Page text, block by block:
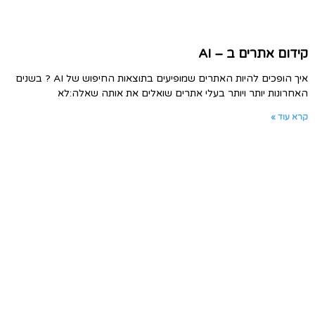
קידום אתרים ב – AI
איך הופכים להיות האתרים שמופיעים בתוצאות החיפוש של AI ? בשנים
האחרונות יותר ויותר בעלי אתרים שואלים את אותה שאלה:לא
קרא עוד »